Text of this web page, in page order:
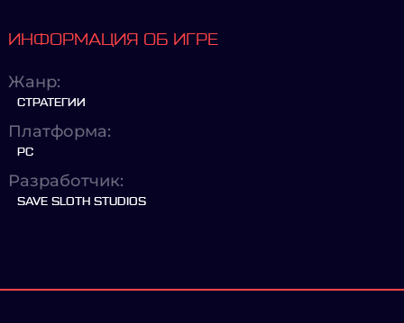
ИНФОРМАЦИЯ ОБ ИГРЕ
Жанр:
СТРАТЕГИИ
Платформа:
PC
Разработчик:
SAVE SLOTH STUDIOS